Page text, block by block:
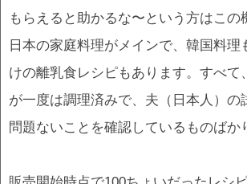
もらえると助かるな〜という方はこの
日本の家庭料理がメインで、韓国料理
けの離乳食レシピもあります。すべて
が一度は調理済みで、夫（日本人）の
問題ないことを確認しているものばか